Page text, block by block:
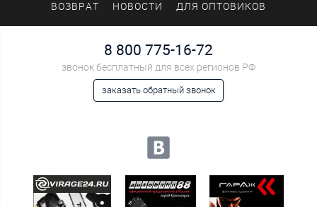
ВОЗВРАТ НОВОСТИ ДЛЯ ОПТОВИКОВ
8 800 775-16-72
звонок бесплатный для всех регионов РФ
заказать обратный звонок